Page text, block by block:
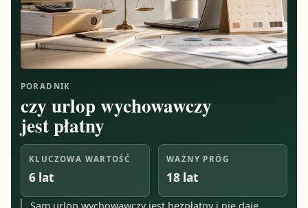
PORADNIK
czy urlop wychowawczy
jest płatny
KLUCZOWA WARTOŚĆ
6 lat
WAŻNY PRÓG
18 lat